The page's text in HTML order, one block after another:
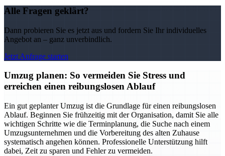
Alle Fragen geklärt?
Dann probieren Sie es jetzt aus und fordern Sie Ihr individuelles
Angebot an – ganz unverbindlich.
Jetzt Anfrage starten
Umzug planen: So vermeiden Sie Stress und
erreichen einen reibungslosen Ablauf
Ein gut geplanter Umzug ist die Grundlage für einen reibungslosen
Ablauf. Beginnen Sie frühzeitig mit der Organisation, damit Sie alle
wichtigen Schritte wie die Terminplanung, die Suche nach einem
Umzugsunternehmen und die Vorbereitung des alten Zuhause
systematisch angehen können. Professionelle Unterstützung hilft
dabei, Zeit zu sparen und Fehler zu vermeiden.